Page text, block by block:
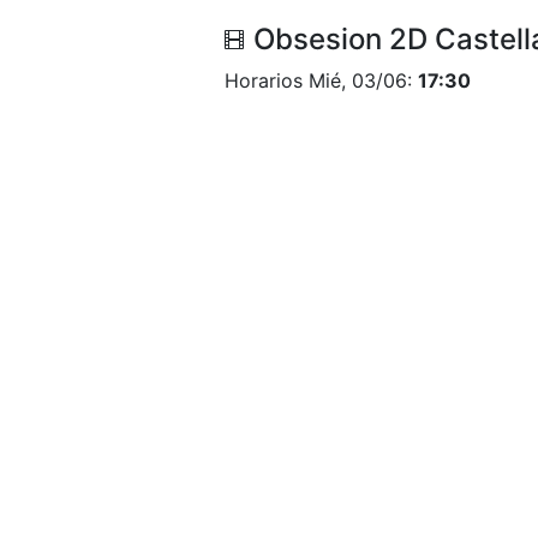
Obsesion 2D
Horarios Mié, 03/06: 17:30